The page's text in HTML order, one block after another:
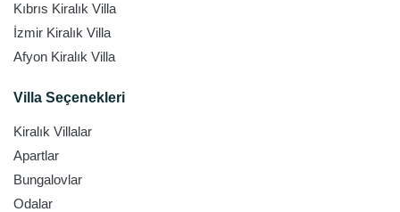
Kıbrıs Kiralık Villa
İzmir Kiralık Villa
Afyon Kiralık Villa
Villa Seçenekleri
Kiralık Villalar
Apartlar
Bungalovlar
Odalar